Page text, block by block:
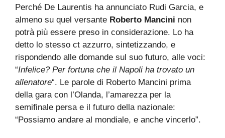
Perché De Laurentis ha annunciato Rudi Garcia, e
almeno su quel versante Roberto Mancini non
potrà più essere preso in considerazione. Lo ha
detto lo stesso ct azzurro, sintetizzando, e
rispondendo alle domande sul suo futuro, alle voci:
“Infelice? Per fortuna che il Napoli ha trovato un
allenatore“. Le parole di Roberto Mancini prima
della gara con l’Olanda, l’amarezza per la
semifinale persa e il futuro della nazionale:
“Possiamo andare al mondiale, e anche vincerlo”.